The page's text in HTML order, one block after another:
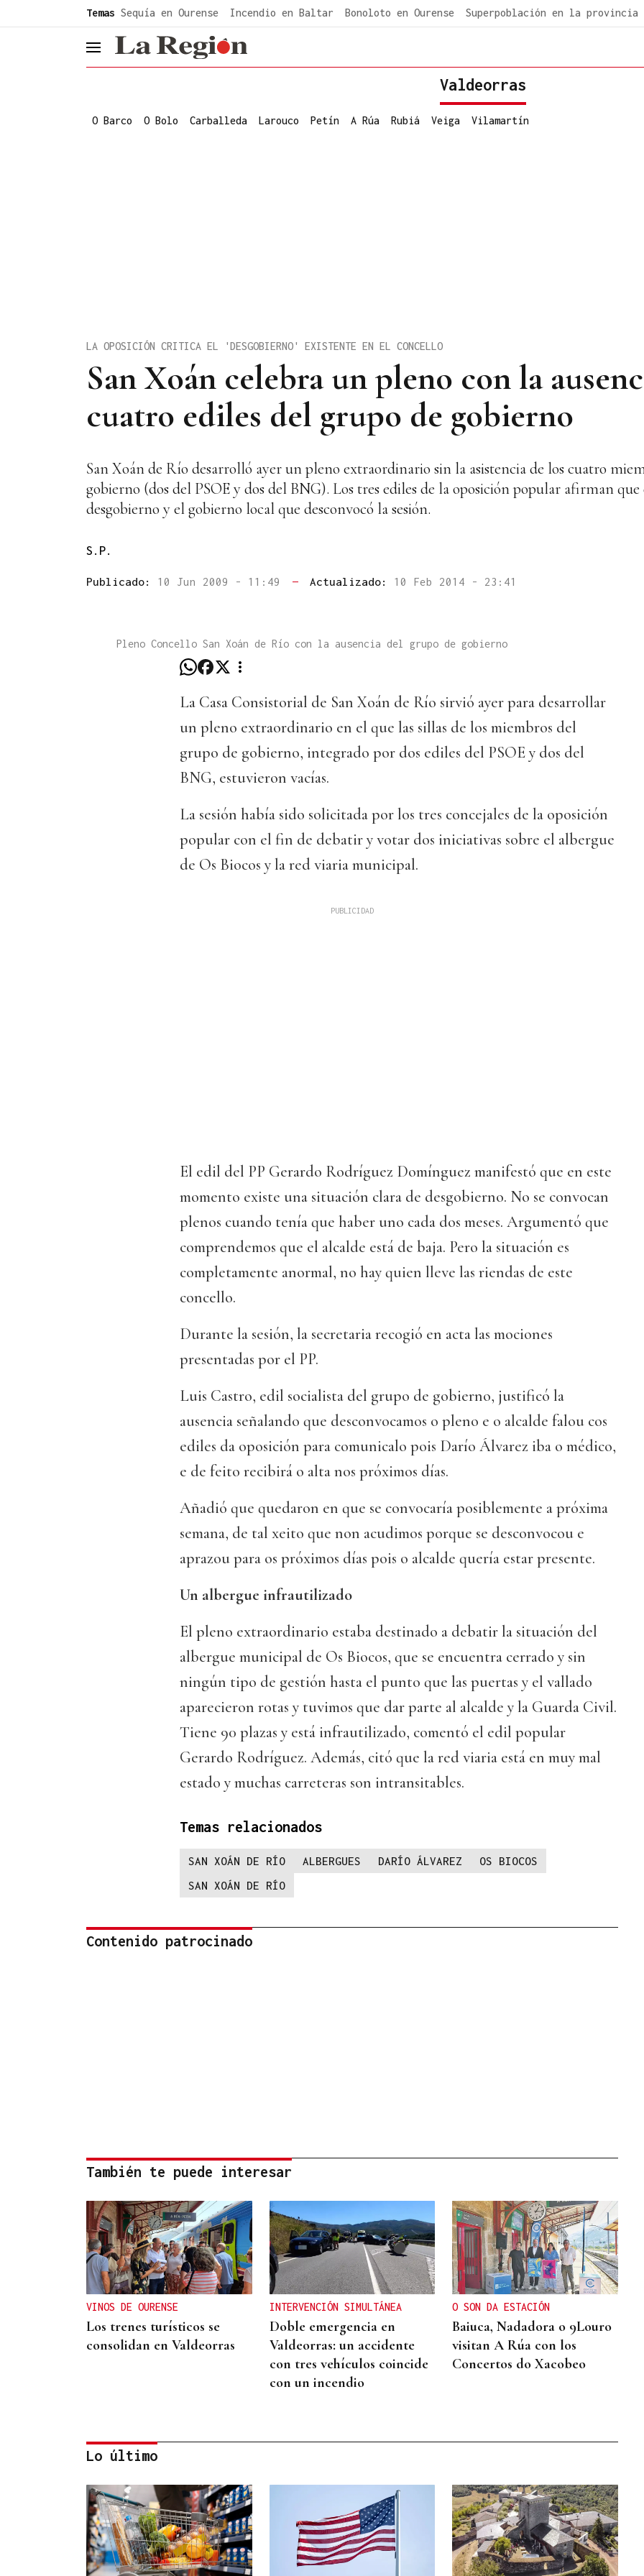
Temas Sequía en Ourense Incendio en Baltar Bonoloto en Ourense Superpoblación en la provincia
header.menu.open
Valdeorras
O Barco O Bolo Carballeda Larouco Petín A Rúa Rubiá Veiga Vilamartín
San Xoán celebra un pleno con la
cuatro ediles del grupo de gobierno
LA OPOSICIÓN CRITICA EL 'DESGOBIERNO' EXISTENTE EN EL CONCELLO
San Xoán de Río desarrolló ayer un pleno extraordinario sin la asistencia de los cuatro
gobierno (dos del PSOE y dos del BNG). Los tres ediles de la oposición popular afirman
desgobierno y el gobierno local que desconvocó la sesión.
S.P.
Publicado: 10 Jun 2009 - 11:49 — Actualizado: 10 Feb 2014 - 23:41
Pleno Concello San Xoán de Río con la ausencia del grupo de gobierno
La Casa Consistorial de San Xoán de Río sirvió ayer para desarrollar
un pleno extraordinario en el que las sillas de los miembros del
grupo de gobierno, integrado por dos ediles del PSOE y dos del
BNG, estuvieron vacías.
La sesión había sido solicitada por los tres concejales de la oposición
popular con el fin de debatir y votar dos iniciativas sobre el albergue
de Os Biocos y la red viaria municipal.
El edil del PP Gerardo Rodríguez Domínguez manifestó que en este
momento existe una situación clara de desgobierno. No se convocan
plenos cuando tenía que haber uno cada dos meses. Argumentó que
comprendemos que el alcalde está de baja. Pero la situación es
completamente anormal, no hay quien lleve las riendas de este
concello.
Durante la sesión, la secretaria recogió en acta las mociones
presentadas por el PP.
Luis Castro, edil socialista del grupo de gobierno, justificó la
ausencia señalando que desconvocamos o pleno e o alcalde falou cos
ediles da oposición para comunicalo pois Darío Álvarez iba o médico,
e de feito recibirá o alta nos próximos días.
Añadió que quedaron en que se convocaría posiblemente a próxima
semana, de tal xeito que non acudimos porque se desconvocou e
aprazou para os próximos días pois o alcalde quería estar presente.
Un albergue infrautilizado
El pleno extraordinario estaba destinado a debatir la situación del
albergue municipal de Os Biocos, que se encuentra cerrado y sin
ningún tipo de gestión hasta el punto que las puertas y el vallado
aparecieron rotas y tuvimos que dar parte al alcalde y la Guarda Civil.
Tiene 90 plazas y está infrautilizado, comentó el edil popular
Gerardo Rodríguez. Además, citó que la red viaria está en muy mal
estado y muchas carreteras son intransitables.
Temas relacionados
SAN XOÁN DE RÍO ALBERGUES DARÍO ÁLVAREZ
OS BIOCOS
SAN XOÁN DE RÍO
Contenido patrocinado
También te puede interesar
VINOS DE OURENSE
Los trenes turísticos se
consolidan en Valdeorras
INTERVENCIÓN SIMULTÁNEA
Doble emergencia en
Valdeorras: un accidente
con tres vehículos coincide
con un incendio
O SON DA ESTACIÓN
Baiuca, Nadadora o 9Louro
visitan A Rúa con los
Concertos do Xacobeo
ASOCIACIONES EMPRESARIALES
La Asociación Empresarial
de Valdeorras busca
Lo último